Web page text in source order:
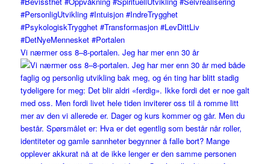
Vi nærmer oss 8–8-portalen. Jeg har mer enn 30 år